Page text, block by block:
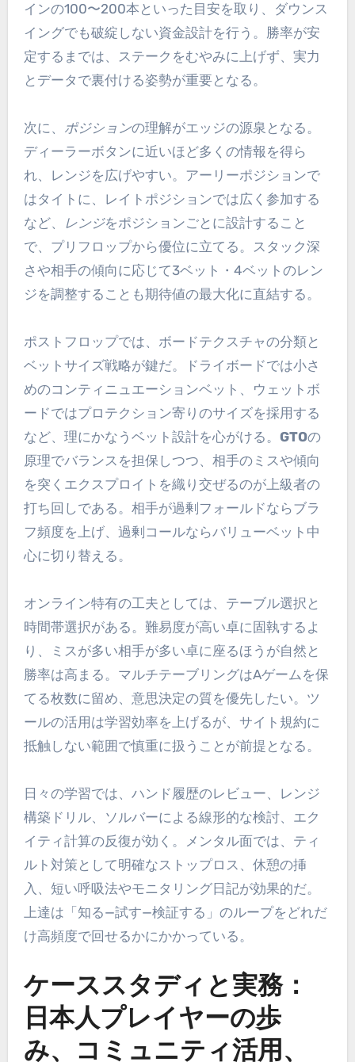
インの100〜200本といった目安を取り、ダウンス
イングでも破綻しない資金設計を行う。勝率が安
定するまでは、ステークをむやみに上げず、実力
とデータで裏付ける姿勢が重要となる。
次に、 ポジションの理解がエッジの源泉となる。
ディーラーボタンに近いほど多くの情報を得ら
れ、レンジを広げやすい。アーリーポジションで
はタイトに、レイトポジションでは広く参加する
など、
レンジをポジションごとに設計すること
で、プリフロップから優位に立てる。スタック深
さや相手の傾向に応じて3ベット・4ベットのレン
ジを調整することも期待値の最大化に直結する。
ポストフロップでは、ボードテクスチャの分類と
ベットサイズ戦略が鍵だ。ドライボードでは小さ
めのコンティニュエーションベット、ウェットボ
ードではプロテクション寄りのサイズを採用する
など、理にかなうベット設計を心がける。 GTOの
原理でバランスを担保しつつ、相手のミスや傾向
を突くエクスプロイトを織り交ぜるのが上級者の
打ち回しである。相手が過剰フォールドならブラ
フ頻度を上げ、過剰コールならバリューベット中
心に切り替える。
オンライン特有の工夫としては、テーブル選択と
時間帯選択がある。難易度が高い卓に固執するよ
り、ミスが多い相手が多い卓に座るほうが自然と
勝率は高まる。マルチテーブリングはAゲームを保
てる枚数に留め、意思決定の質を優先したい。ツ
ールの活用は学習効率を上げるが、サイト規約に
抵触しない範囲で慎重に扱うことが前提となる。
日々の学習では、ハンド履歴のレビュー、レンジ
構築ドリル、ソルバーによる線形的な検討、エク
イティ計算の反復が効く。メンタル面では、ティ
ルト対策として明確なストップロス、休憩の挿
入、短い呼吸法やモニタリング日記が効果的だ。
上達は「知る—試す—検証する」のループをどれだ
け高頻度で回せるかにかかっている。
ケーススタディと実務：
日本人プレイヤーの歩
み、コミュニティ活用、